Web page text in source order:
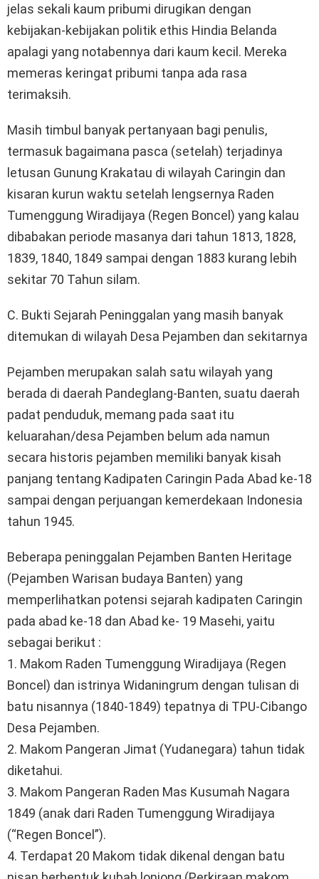
jelas sekali kaum pribumi dirugikan dengan
kebijakan-kebijakan politik ethis Hindia Belanda
apalagi yang notabennya dari kaum kecil. Mereka
memeras keringat pribumi tanpa ada rasa
terimaksih.
Masih timbul banyak pertanyaan bagi penulis,
termasuk bagaimana pasca (setelah) terjadinya
letusan Gunung Krakatau di wilayah Caringin dan
kisaran kurun waktu setelah lengsernya Raden
Tumenggung Wiradijaya (Regen Boncel) yang kalau
dibabakan periode masanya dari tahun 1813, 1828,
1839, 1840, 1849 sampai dengan 1883 kurang lebih
sekitar 70 Tahun silam.
C. Bukti Sejarah Peninggalan yang masih banyak
ditemukan di wilayah Desa Pejamben dan sekitarnya
Pejamben merupakan salah satu wilayah yang
berada di daerah Pandeglang-Banten, suatu daerah
padat penduduk, memang pada saat itu
keluarahan/desa Pejamben belum ada namun
secara historis pejamben memiliki banyak kisah
panjang tentang Kadipaten Caringin Pada Abad ke-18
sampai dengan perjuangan kemerdekaan Indonesia
tahun 1945.
Beberapa peninggalan Pejamben Banten Heritage
(Pejamben Warisan budaya Banten) yang
memperlihatkan potensi sejarah kadipaten Caringin
pada abad ke-18 dan Abad ke- 19 Masehi, yaitu
sebagai berikut :
1. Makom Raden Tumenggung Wiradijaya (Regen
Boncel) dan istrinya Widaningrum dengan tulisan di
batu nisannya (1840-1849) tepatnya di TPU-Cibango
Desa Pejamben.
2. Makom Pangeran Jimat (Yudanegara) tahun tidak
diketahui.
3. Makom Pangeran Raden Mas Kusumah Nagara
1849 (anak dari Raden Tumenggung Wiradijaya
(“Regen Boncel”).
4. Terdapat 20 Makom tidak dikenal dengan batu